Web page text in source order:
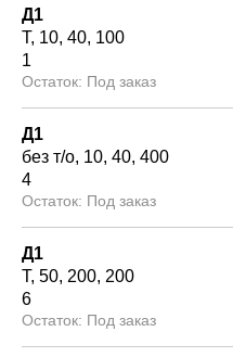
Д1
Т 10 40 100
1
Под заказ
Д1
без т/о 10 40 400
4
Под заказ
Д1
Т 50 200 200
6
Под заказ